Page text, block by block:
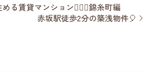
る賃貸マンション💁🏻‍♂️錦糸町編
赤坂駅徒歩2分の築浅物件🎈